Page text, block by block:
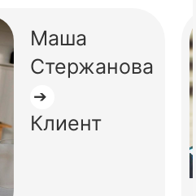
Маша
Стержанова
➔
Клиент